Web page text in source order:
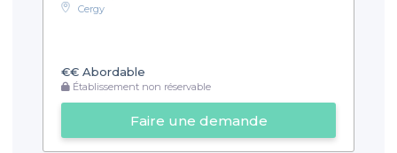
Cergy
€€ Abordable
Établissement non réservable
Faire une demande